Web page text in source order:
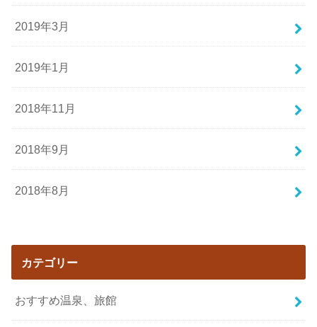
2019年3月
2019年1月
2018年11月
2018年9月
2018年8月
カテゴリー
おすすめ温泉、旅館